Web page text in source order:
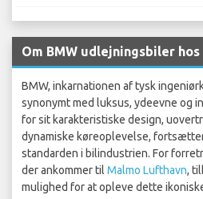
Om BMW udlejningsbiler
BMW, inkarnationen af tysk
synonymt med luksus, ydeevne og
for sit karakteristiske design,
dynamiske køreoplevelse,
standarden i bilindustrien. For
der ankommer til Malmo Lufthavn,
mulighed for at opleve dette